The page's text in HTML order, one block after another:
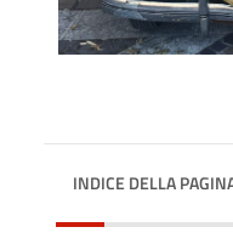
INDICE DELLA